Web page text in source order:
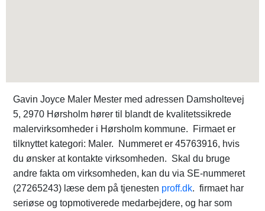
Gavin Joyce Maler Mester med adressen Damsholtevej
5, 2970 Hørsholm hører til blandt de kvalitetssikrede
malervirksomheder i Hørsholm kommune. Firmaet er
tilknyttet kategori: Maler. Nummeret er 45763916, hvis
du ønsker at kontakte virksomheden. Skal du bruge
andre fakta om virksomheden, kan du via SE-nummeret
(27265243) læse dem på tjenesten proff.dk. firmaet har
seriøse og topmotiverede medarbejdere, og har som